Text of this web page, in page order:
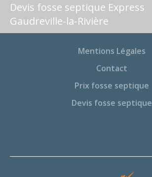
Devis fosse septique Express
Gaudreville-la-Rivière
Mentions Légales
Contact
Prix fosse septique
Devis fosse septique